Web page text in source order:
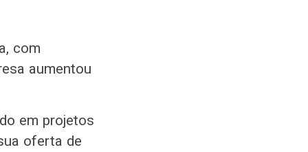
com
aumentou
em projetos
oferta de